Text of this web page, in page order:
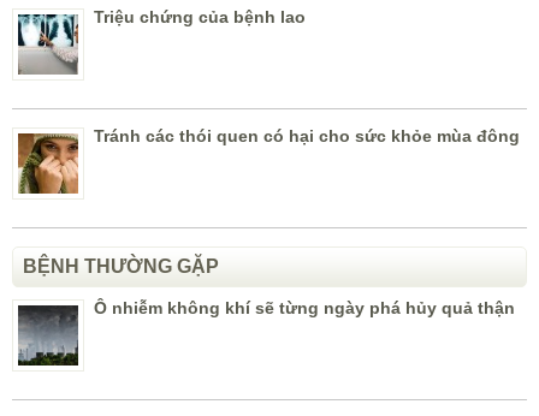
Triệu chứng của bệnh lao
Tránh các thói quen có hại cho sức khỏe mùa đông
BỆNH THƯỜNG GẶP
Ô nhiễm không khí sẽ từng ngày phá hủy quả thận